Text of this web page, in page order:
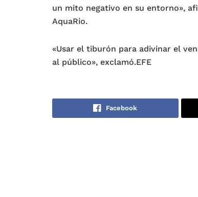
un mito negativo en su entorno»,
AquaRio.
«Usar el tiburón para adivinar el
al público», exclamó.EFE
Facebook